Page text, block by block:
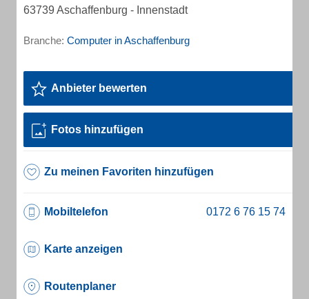
63739 Aschaffenburg - Innenstadt
Branche: Computer in Aschaffenburg
Anbieter bewerten
Fotos hinzufügen
Zu meinen Favoriten hinzufügen
Mobiltelefon
Karte anzeigen
Routenplaner